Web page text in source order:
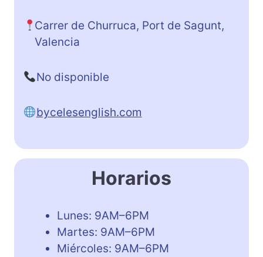
Carrer de Churruca, Port de Sagunt,
Valencia
No disponible
bycelesenglish.com
Horarios
Lunes: 9AM–6PM
Martes: 9AM–6PM
Miércoles: 9AM–6PM